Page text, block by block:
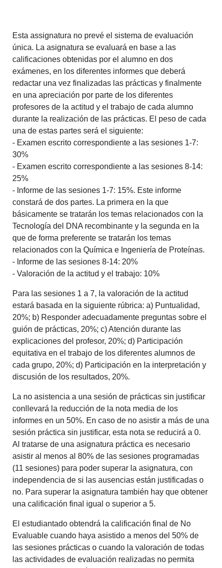
Esta assignatura no prevé el sistema de evaluación
única. La asignatura se evaluará en base a las
calificaciones obtenidas por el alumno en dos
exámenes, en los diferentes informes que deberá
redactar una vez finalizadas las prácticas y finalmente
en una apreciación por parte de los diferentes
profesores de la actitud y el trabajo de cada alumno
durante la realización de las prácticas. El peso de cada
una de estas partes será el siguiente:
- Examen escrito correspondiente a las sesiones 1-7:
30%
- Examen escrito correspondiente a las sesiones 8-14:
25%
- Informe de las sesiones 1-7: 15%. Este informe
constará de dos partes. La primera en la que
básicamente se tratarán los temas relacionados con la
Tecnología del DNA recombinante y la segunda en la
que de forma preferente se tratarán los temas
relacionados con la Química e Ingeniería de Proteínas.
- Informe de las sesiones 8-14: 20%
- Valoración de la actitud y el trabajo: 10%
Para las sesiones 1 a 7, la valoración de la actitud
estará basada en la siguiente rúbrica: a) Puntualidad,
20%; b) Responder adecuadamente preguntas sobre el
guión de prácticas, 20%; c) Atención durante las
explicaciones del profesor, 20%; d) Participación
equitativa en el trabajo de los diferentes alumnos de
cada grupo, 20%; d) Participación en la interpretación y
discusión de los resultados, 20%.
La no asistencia a una sesión de prácticas sin justificar
conllevará la reducción de la nota media de los
informes en un 50%. En caso de no asistir a más de una
sesión práctica sin justificar, esta nota se reducirá a 0.
Al tratarse de una asignatura práctica es necesario
asistir al menos al 80% de las sesiones programadas
(11 sesiones) para poder superar la asignatura, con
independencia de si las ausencias están justificadas o
no. Para superar la asignatura también hay que obtener
una calificación final igual o superior a 5.
El estudiantado obtendrá la calificación final de No
Evaluable cuando haya asistido a menos del 50% de
las sesiones prácticas o cuando la valoración de todas
las actividades de evaluación realizadas no permita